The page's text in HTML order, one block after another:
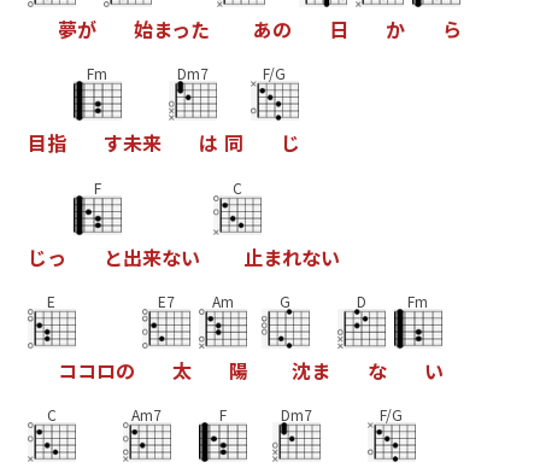
夢が 始まった あの 日 か ら
目指
Fm
す未来
Dm7
は 同
F/G
じ
じっ
F
と出来ない
C
止まれない
E
ココロの
E7
太
Am
陽
G
沈ま
D
な
Fm
い
C Am7 F Dm7 F/G